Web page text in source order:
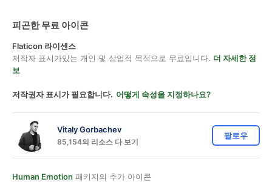
피곤한 무료 아이콘
Flaticon 라이센스
저작자 표시가있는 개인 및 상업적 목적으로 무료입니다. 더 자세한 정
보
저작권자 표시가 필요합니다. 어떻게 속성을 지정하나요?
Vitaly Gorbachev
85,154의 리소스 다 보기
팔로우
Human Emotion 패키지의 추가 아이콘